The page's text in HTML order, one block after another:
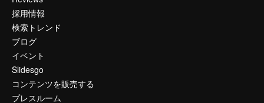
採用情報
検索トレンド
ブログ
イベント
Slidesgo
コンテンツを販売する
プレスルーム